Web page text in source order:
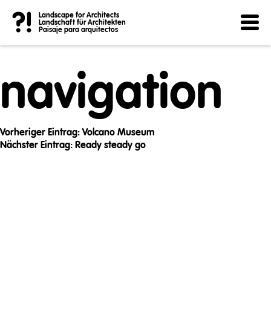
?!
Landscape for Architects
Landschaft für Architekten
Paisaje para arquitectos
Post
navigation
Vorheriger Eintrag: Volcano Museum
Nächster Eintrag: Ready steady go